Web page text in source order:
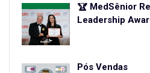
🏆 MedSênior
Leadership
Pós Vendas